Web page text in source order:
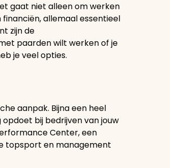
gaat niet alleen om werken
allemaal essentieel
zijn de
paarden wilt werken of je
je veel opties.
aanpak. Bijna een heel
bij bedrijven van jouw
Center, een
topsport en management